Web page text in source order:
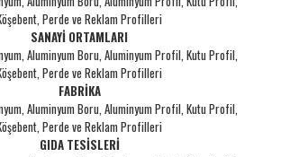
SANAYİ ORTAMLARI
FABRİKA
GIDA TESİSLERİ